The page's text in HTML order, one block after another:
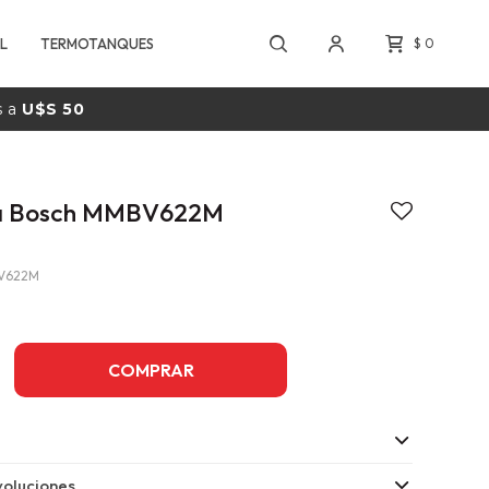
TERMOTANQUES $ 0
a U$S 50
MMBV622M
COMPRAR